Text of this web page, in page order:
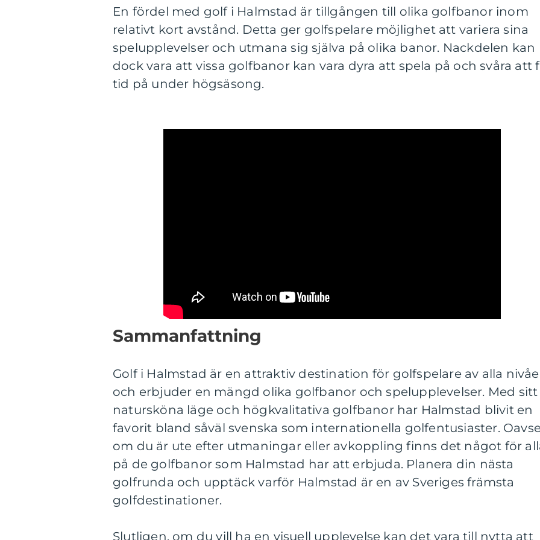
En fördel med golf i Halmstad är tillgången till olika golfbanor inom
relativt kort avstånd. Detta ger golfspelare möjlighet att variera sina
spelupplevelser och utmana sig själva på olika banor. Nackdelen kan
dock vara att vissa golfbanor kan vara dyra att spela på och svåra att
tid på under högsäsong.
Sammanfattning
Golf i Halmstad är en attraktiv destination för golfspelare av alla
och erbjuder en mängd olika golfbanor och spelupplevelser. Med sitt
natursköna läge och högkvalitativa golfbanor har Halmstad blivit en
favorit bland såväl svenska som internationella golfentusiaster.
om du är ute efter utmaningar eller avkoppling finns det något för
på de golfbanor som Halmstad har att erbjuda. Planera din nästa
golfrunda och upptäck varför Halmstad är en av Sveriges främsta
golfdestinationer.
Slutligen, om du vill ha en visuell upplevelse kan det vara till nytta att